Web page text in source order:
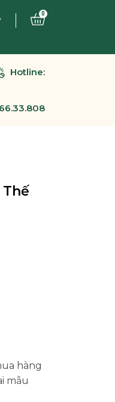
0
Hotline:
hàng
mẫu